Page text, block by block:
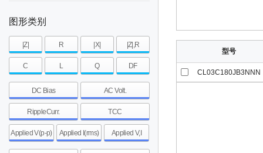
图形类别
|Z| R |X| |Z|,R
C L Q DF
DC Bias AC Volt.
RippleCurr. TCC
Applied V(p-p) Applied I(rms) Applied V,I
型号
CL03C180JB3NNN